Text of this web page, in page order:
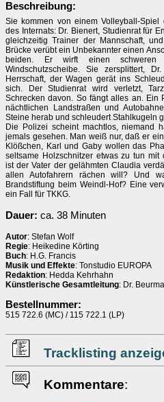
Beschreibung:
Sie kommen von einem Volleyball-Spiel
des Internats: Dr. Bienert, Studienrat für
gleichzeitig Trainer der Mannschaft,
Brücke verübt ein Unbekannter einen
beiden. Er wirft einen
Windschutzscheibe. Sie zersplittert,
Herrschaft, der Wagen gerät ins
sich. Der Studienrat wird verletzt,
Schrecken davon. So fängt alles an. Ein
nächtlichen Landstraßen und
Steine herab und schleudert Stahlkugeln
Die Polizei scheint machtlos, niemand
jemals gesehen. Man weiß nur, daß er
Klößchen, Karl und Gaby wollen das
seltsame Holzschnitzer etwas zu tun mit
ist der Vater der gelähmten Claudia
allen Autofahrern rächen will? Und
Brandstiftung beim Weindl-Hof? Eine
ein Fall für TKKG.
Dauer: ca. 38 Minuten
Autor: Stefan Wolf
Regie: Heikedine Körting
Buch: H.G. Francis
Musik und Effekte: Tonstudio EUROPA
Redaktion: Hedda Kehrhahn
Künstlerische Gesamtleitung: Dr.
Bestellnummer:
515 722.6 (MC) / 115 722.1 (LP)
Tracklisting
Kommentare: